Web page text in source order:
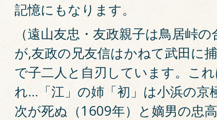
記憶にもなります。
（遠山友忠・友政親子は鳥居峠
が,友政の兄友信はかねて武田に
で子二人と自刃しています。こ
れ...「江」の姉「初」は小浜の
次が死ぬ（1609年）と嫡男の忠